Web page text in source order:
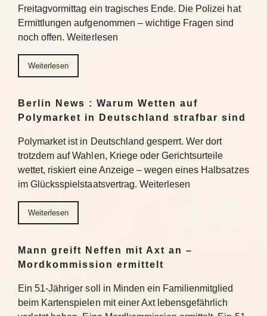
Freitagvormittag ein tragisches Ende. Die Polizei hat
Ermittlungen aufgenommen – wichtige Fragen sind
noch offen. Weiterlesen
Weiterlesen
Berlin News : Warum Wetten auf
Polymarket in Deutschland strafbar sind
Polymarket ist in Deutschland gesperrt. Wer dort
trotzdem auf Wahlen, Kriege oder Gerichtsurteile
wettet, riskiert eine Anzeige – wegen eines Halbsatzes
im Glücksspielstaatsvertrag. Weiterlesen
Weiterlesen
Mann greift Neffen mit Axt an –
Mordkommission ermittelt
Ein 51-Jähriger soll in Minden ein Familienmitglied
beim Kartenspielen mit einer Axt lebensgefährlich